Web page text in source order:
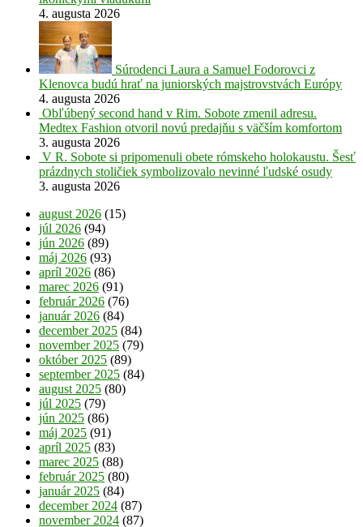
4. augusta 2026
Súrodenci Laura a Samuel Fodorovci z
Klenovca budú hrať na juniorských majstrovstvách Európy
4. augusta 2026
Obľúbený second hand v Rim. Sobote zmenil adresu.
Medtex Fashion otvoril novú predajňu s väčším komfortom
3. augusta 2026
V R. Sobote si pripomenuli obete rómskeho holokaustu. Šesť
prázdnych stoličiek symbolizovalo nevinné ľudské osudy
3. augusta 2026
august 2026 (15)
júl 2026 (94)
jún 2026 (89)
máj 2026 (93)
apríl 2026 (86)
marec 2026 (91)
február 2026 (76)
január 2026 (84)
december 2025 (84)
november 2025 (79)
október 2025 (89)
september 2025 (84)
august 2025 (80)
júl 2025 (79)
jún 2025 (86)
máj 2025 (91)
apríl 2025 (83)
marec 2025 (88)
február 2025 (80)
január 2025 (84)
december 2024 (87)
november 2024 (87)